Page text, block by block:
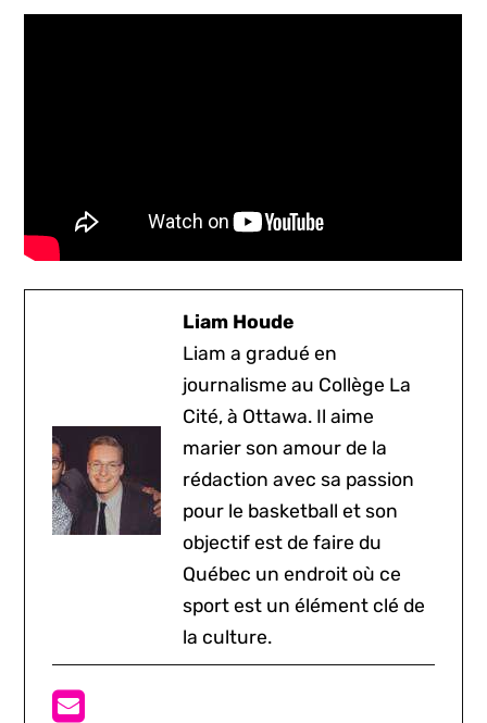
Liam Houde
Liam a gradué en
journalisme au Collège La
Cité, à Ottawa. Il aime
marier son amour de la
rédaction avec sa passion
pour le basketball et son
objectif est de faire du
Québec un endroit où ce
sport est un élément clé de
la culture.